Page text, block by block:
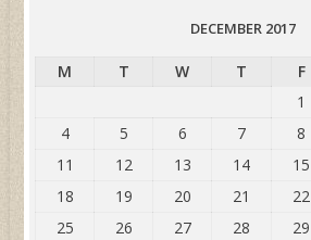
DECEMBER 2017
M T W T F
1
4
5 6 7 8
11
12 13 14 15
18
19 20 21 22
25
26 27 28 29